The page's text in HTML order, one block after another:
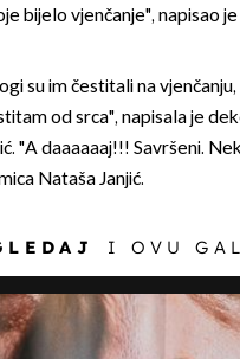
bijelo vjenčanje", napisao
su im čestitali na
od srca", napisala je
"A daaaaaaj!!! Savršeni.
Nataša Janjić.
I OVU